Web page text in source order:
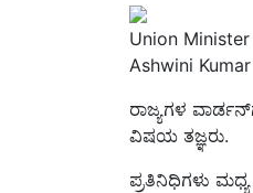
Union
Ashwini
ರಾಜ್ಯಗಳ
ವಿಷಯ ತಜ್ಞರು.
ಪ್ರತಿನಿಧಿಗಳು
ಪ್ರದೇಶಗಳನ್ನು